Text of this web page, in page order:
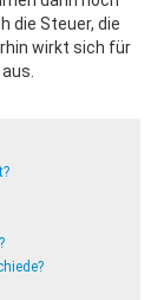
die Steuer, die
wirkt sich für